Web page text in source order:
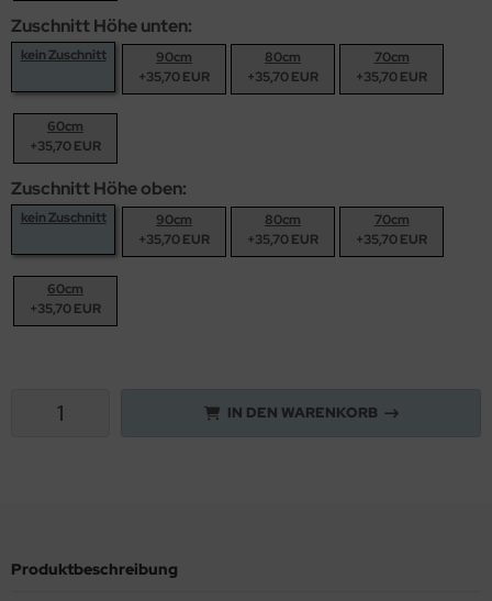
Zuschnitt Höhe unten:
kein Zuschnitt
90cm
+35,70 EUR
80cm
+35,70 EUR
70cm
+35,70 EUR
60cm
+35,70 EUR
Zuschnitt Höhe oben:
kein Zuschnitt
90cm
+35,70 EUR
80cm
+35,70 EUR
70cm
+35,70 EUR
60cm
+35,70 EUR
IN DEN WARENKORB
Produktbeschreibung